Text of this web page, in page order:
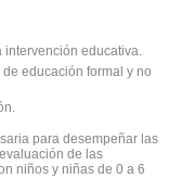
educativa.
educación formal y no
para desempeñar las
de las
niños y niñas de 0 a 6